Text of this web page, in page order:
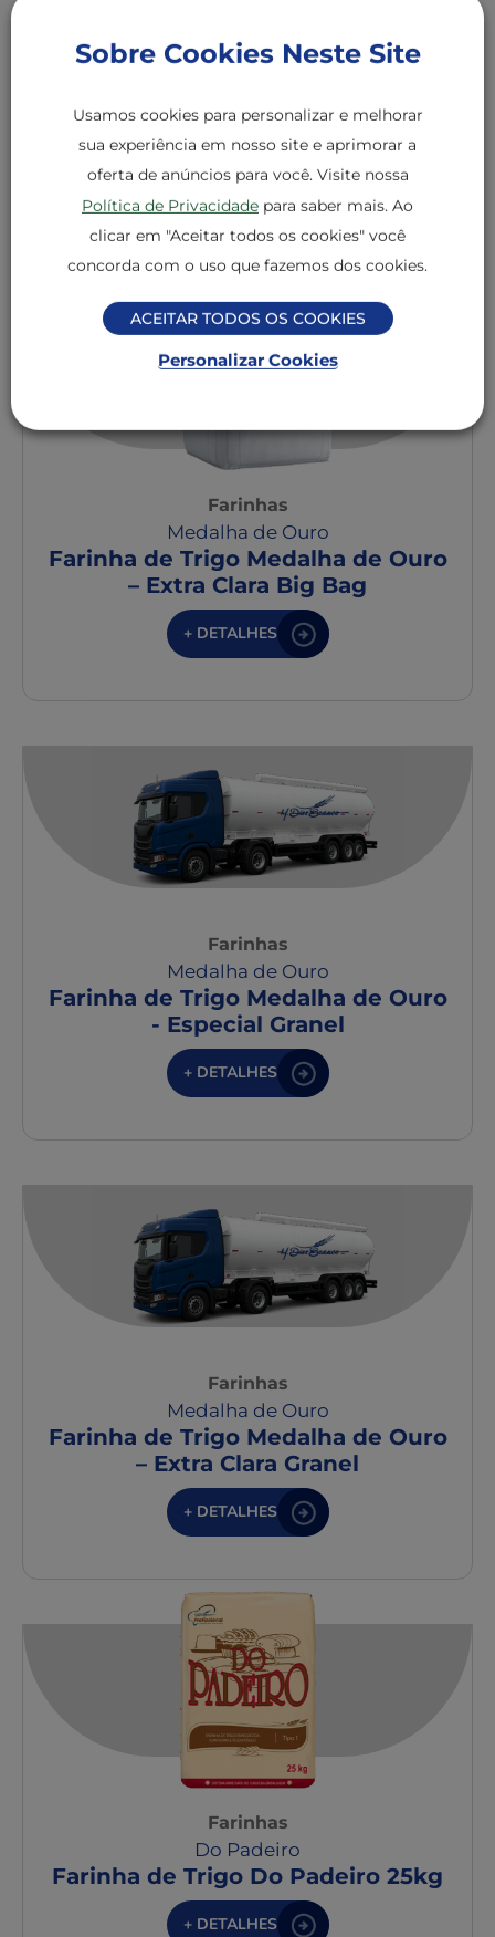
Farinhas
Farinha de Trigo Medalha de Ouro
- Tradicional Big Bag
+ DETALHES
Farinhas
Medalha de Ouro
Farinha de Trigo Medalha de Ouro
– Extra Clara Big Bag
+ DETALHES
Farinhas
Medalha de Ouro
Farinha de Trigo Medalha de Ouro
- Especial Granel
+ DETALHES
Farinhas
Medalha de Ouro
Farinha de Trigo Medalha de Ouro
– Extra Clara Granel
+ DETALHES
Farinhas
Do Padeiro
Farinha de Trigo Do Padeiro 25kg
+ DETALHES
Sobre Cookies Neste Site
Usamos cookies para personalizar e melhorar
sua experiência em nosso site e aprimorar a
oferta de anúncios para você. Visite nossa
Política de Privacidade para saber mais. Ao
clicar em "Aceitar todos os cookies" você
concorda com o uso que fazemos dos cookies.
ACEITAR TODOS OS COOKIES
Personalizar Cookies